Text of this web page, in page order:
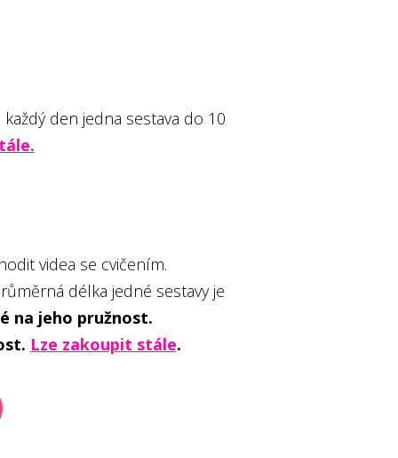
den jedna sestava do 10
videa se cvičením.
délka jedné sestavy je
na jeho pružnost.
Lze zakoupit stále.